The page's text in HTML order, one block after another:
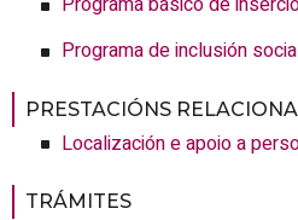
Programa de inclusión
PRESTACIÓNS
Localización e apoio a
TRÁMITES